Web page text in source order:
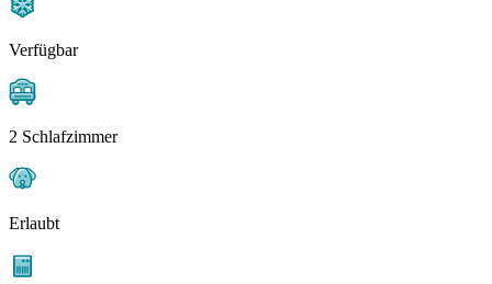
Verfügbar
2 Schlafzimmer
Erlaubt